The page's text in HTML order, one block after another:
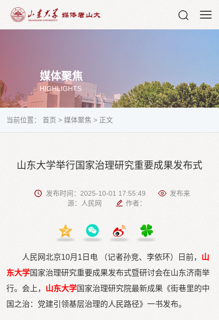
媒体聚焦
HIGHLIGHTS
当前位置：首页 > 媒体聚焦 > 正文
山东大学举行国家治理研究重要成果发布式
发布时间：2025-10-01 17:55:49
发布来
源：人民网
作者：
人民网北京10月1日电 （记者孙竞、李依环）日前， 山
东大学国家治理研究重要成果发布式暨研讨会在山东济南举
行。会上， 山东大学国家治理研究院最新成果《街巷里的中
国之治：党建引领基层治理的人民路径》一书发布。